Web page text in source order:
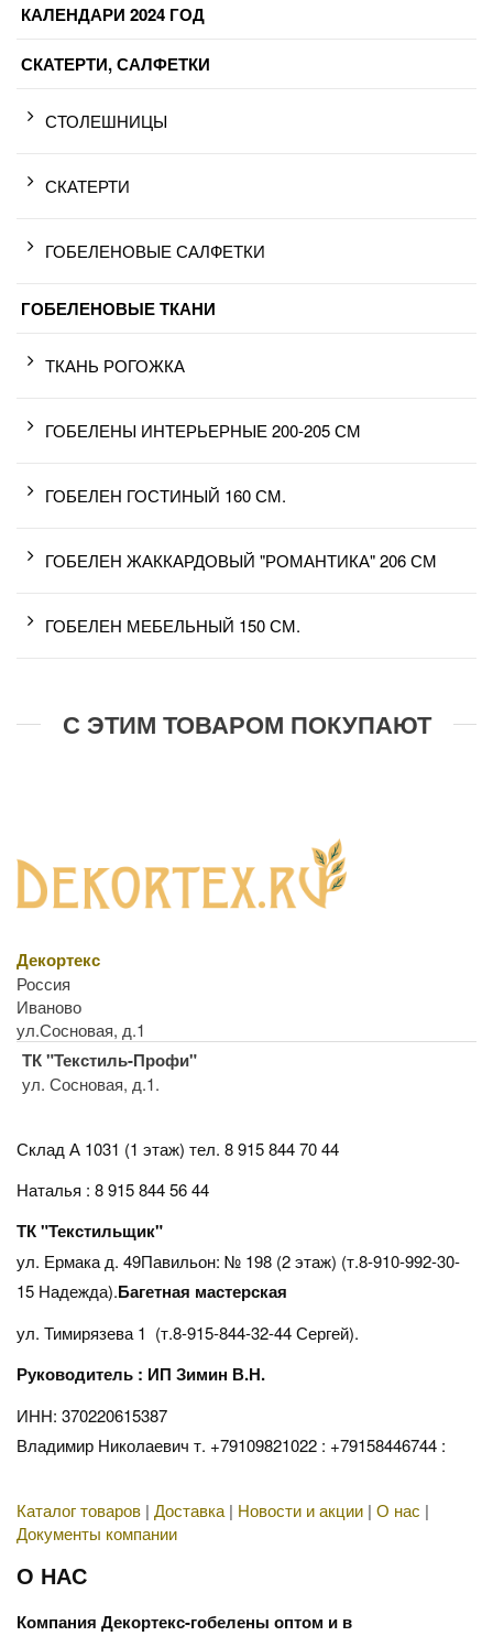
КАЛЕНДАРИ 2024 ГОД
СКАТЕРТИ, САЛФЕТКИ
СТОЛЕШНИЦЫ
СКАТЕРТИ
ГОБЕЛЕНОВЫЕ САЛФЕТКИ
ГОБЕЛЕНОВЫЕ ТКАНИ
ТКАНЬ РОГОЖКА
ГОБЕЛЕНЫ ИНТЕРЬЕРНЫЕ 200-205 СМ
ГОБЕЛЕН ГОСТИНЫЙ 160 СМ.
ГОБЕЛЕН ЖАККАРДОВЫЙ "РОМАНТИКА" 206 СМ
ГОБЕЛЕН МЕБЕЛЬНЫЙ 150 СМ.
С ЭТИМ ТОВАРОМ ПОКУПАЮТ
Декортекс
Россия
Иваново
ул.Сосновая, д.1
ТК "Текстиль-Профи"
ул. Сосновая, д.1.
Склад А 1031 (1 этаж) тел. 8 915 844 70 44
Наталья : 8 915 844 56 44
ТК "Текстильщик"
ул. Ермака д. 49Павильон: № 198 (2 этаж) (т.8-910-992-30-
15 Надежда).Багетная мастерская
ул. Тимирязева 1 (т.8-915-844-32-44 Сергей).
Руководитель : ИП Зимин В.Н.
ИНН: 370220615387
Владимир Николаевич т. +79109821022 : +79158446744 :
Каталог товаров | Доставка| Новости и акции | О нас |
Документы компании
О НАС
Компания Декортекс-гобелены оптом и в